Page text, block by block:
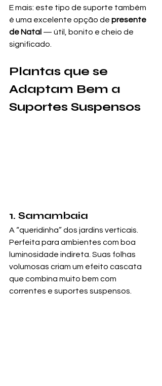
E mais: este tipo de suporte também
é uma excelente opção de presente
de Natal — útil, bonito e cheio de
significado.
Plantas que se
Adaptam Bem a
Suportes Suspensos
1. Samambaia
A “queridinha” dos jardins verticais.
Perfeita para ambientes com boa
luminosidade indireta. Suas folhas
volumosas criam um efeito cascata
que combina muito bem com
correntes e suportes suspensos.